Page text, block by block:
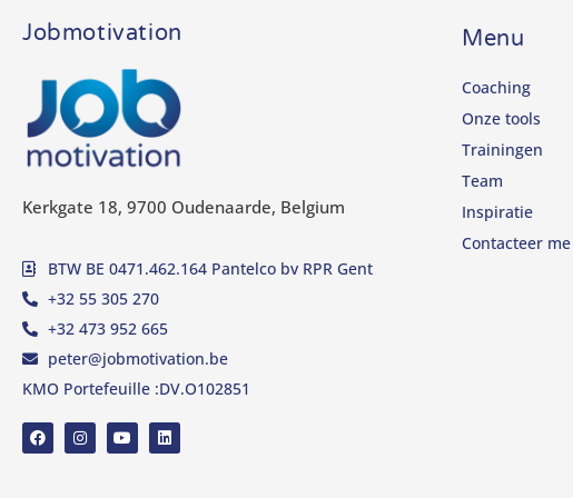
Jobmotivation
Kerkgate 18, 9700 Oudenaarde, Belgium
BTW BE 0471.462.164 Pantelco bv RPR Gent
+32 55 305 270
+32 473 952 665
peter@jobmotivation.be
KMO Portefeuille :DV.O102851
Menu
Coaching
Onze tools
Trainingen
Team
Inspiratie
Contacteer me